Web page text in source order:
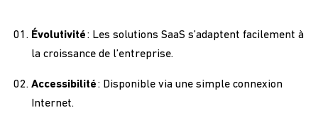
Évolutivité: Les solutions SaaS s’adaptent facilement à
la croissance de l’entreprise.
Accessibilité: Disponible via une simple connexion
Internet.